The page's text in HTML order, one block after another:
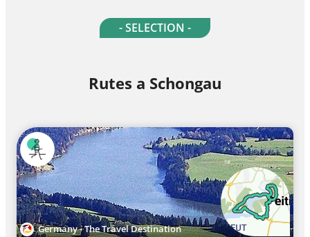
- SELECTION -
Rutes a Schongau
Germany - The Travel Destination